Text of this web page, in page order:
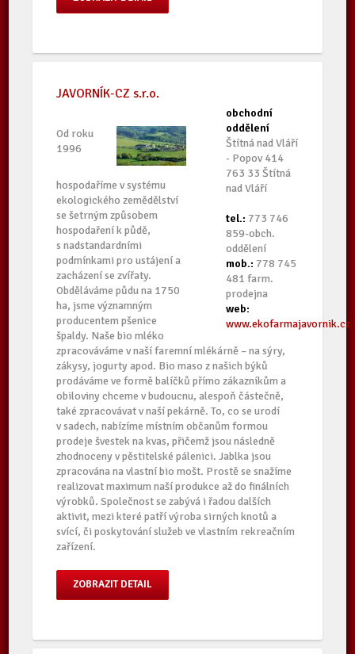
obchodní
oddělení
Štítná nad Vláří
- Popov 414
763 33 Štítná
nad Vláří
tel.: 773 746
859-obch.
oddělení
mob.: 778 745
481 farm.
prodejna
web:
www.ekofarmajavornik.cz
JAVORNÍK-CZ s.r.o.
Od roku
1996
hospodaříme v systému
ekologického zemědělství
se šetrným způsobem
hospodaření k půdě,
s nadstandardními
podmínkami pro ustájení a
zacházení se zvířaty.
Obděláváme půdu na 1750
ha, jsme významným
producentem pšenice
špaldy. Naše bio mléko
zpracováváme v naší faremní mlékárně – na sýry,
zákysy, jogurty apod. Bio maso z našich býků
prodáváme ve formě balíčků přímo zákazníkům a
obiloviny chceme v budoucnu, alespoň částečně,
také zpracovávat v naší pekárně. To, co se urodí
v sadech, nabízíme místním občanům formou
prodeje švestek na kvas, přičemž jsou následně
zhodnoceny v pěstitelské pálenici. Jablka jsou
zpracována na vlastní bio mošt. Prostě se snažíme
realizovat maximum naší produkce až do finálních
výrobků. Společnost se zabývá i řadou dalších
aktivit, mezi které patří výroba sirných knotů a
svící, či poskytování služeb ve vlastním rekreačním
zařízení.
ZOBRAZIT DETAIL